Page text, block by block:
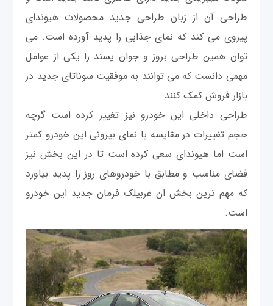
طراحی آن از زبان طراحی جدید محصولات هیوندای
پیروی می کند که نمای جذابی را پدید آورده است. می
توان همین طراحی بروز و جوان پسند را یکی از عوامل
مهمی دانست که می توانند به موفقیت سوناتای جدید در
بازار فروش کمک کنند.
طراحی داخلی این خودرو نیز تغییر کرده است گرچه
حجم تغییرات در مقایسه با نمای بیرونی این خودرو کمتر
است اما هیوندای سعی کرده است تا در این بخش نیز
فضای مناسب و مطابق با خودروهای روز را پدید بیاورد
که مهم ترین بخش ان غربیلک فرمان جدید این خودرو
است.